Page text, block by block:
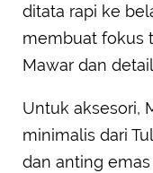
ditata rapi ke
membuat fokus
Mawar dan
Untuk aksesori,
minimalis dari
dan anting